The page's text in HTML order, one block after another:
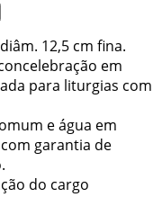
12,5 cm fina.
em
para liturgias com
e água em
garantia de
do cargo